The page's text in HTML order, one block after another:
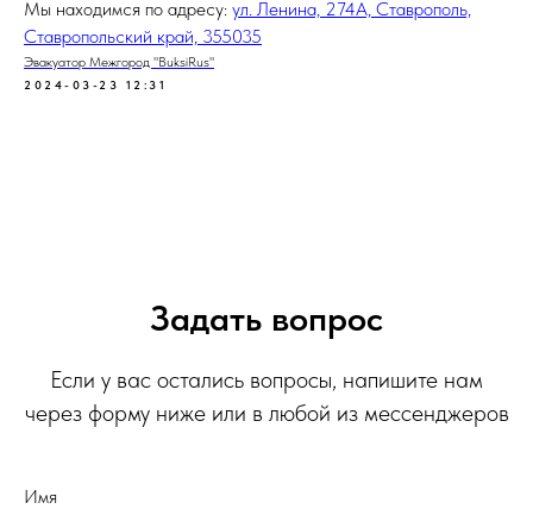
Мы находимся по адресу: ул. Ленина, 274А, Ставрополь,
Ставропольский край, 355035
Эвакуатор Межгород "BuksiRus"
2024-03-23 12:31
Задать вопрос
Если у вас остались вопросы, напишите нам
через форму ниже или в любой из мессенджеров
Имя